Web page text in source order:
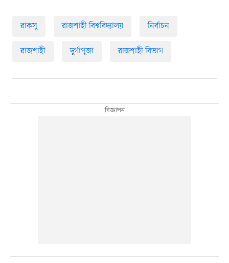
রাকসু রাজশাহী বিশ্ববিদ্যালয় নির্বাচন
রাজশাহী দুর্গাপূজা রাজশাহী বিভাগ